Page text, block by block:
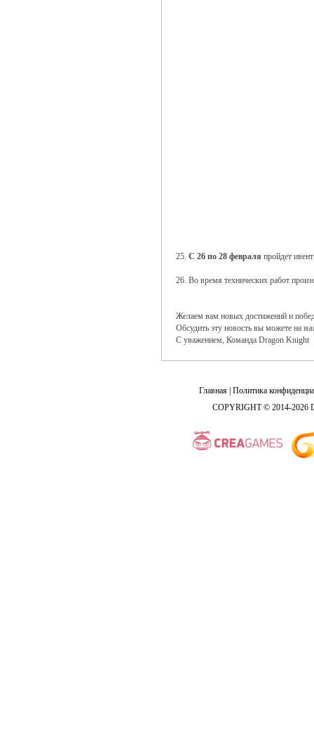
25. С 26 по 28 февраля пройдет
26. Во время технических работ
Желаем вам новых достижений и
Обсудить эту новость вы можете на
С уважением, Команда Dragon Knight
Главная Политика
COPYRIGHT © 2014-2026